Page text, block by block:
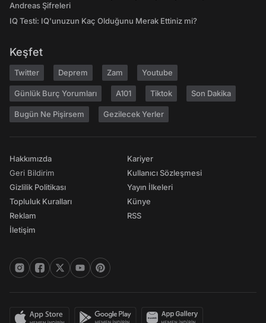
Andreas Şifreleri
IQ Testi: IQ'unuzun Kaç Olduğunu Merak Ettiniz mi?
Keşfet
Twitter Deprem Zam Youtube
Günlük Burç Yorumları A101 Tiktok Son Dakika
Bugün Ne Pişirsem Gezilecek Yerler
Hakkımızda
Geri Bildirim
Gizlilik Politikası
Topluluk Kuralları
Reklam
İletişim
Kariyer
Kullanıcı Sözleşmesi
Yayın İlkeleri
Künye
RSS